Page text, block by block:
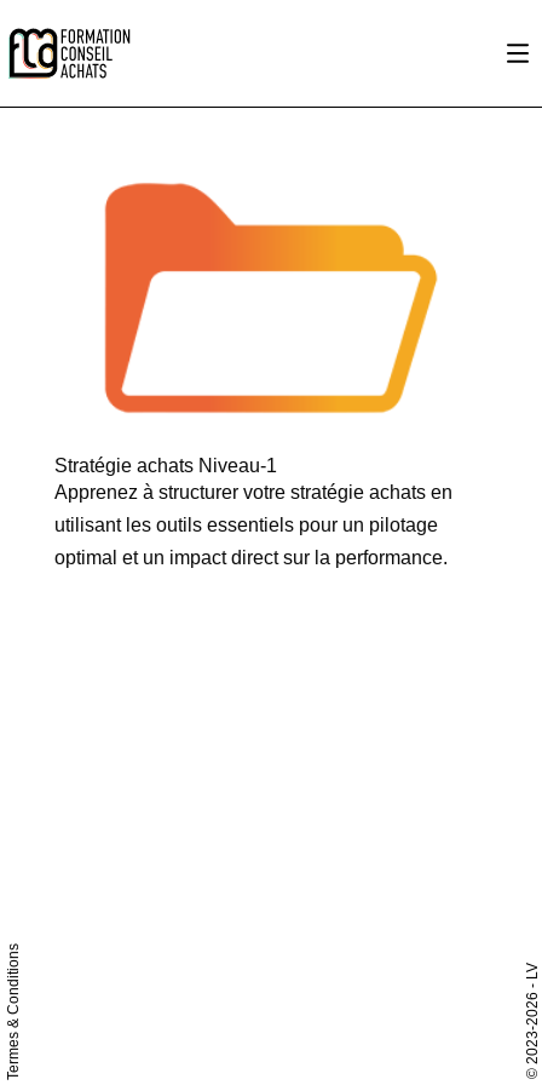
Stratégie achats Niveau-1
Apprenez à structurer votre stratégie achats en
utilisant les outils essentiels pour un pilotage
optimal et un impact direct sur la performance.
Termes & Conditions ©
2023-2026
- LV